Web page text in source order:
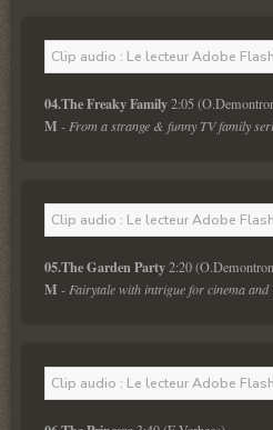
Clip audio : Le lecteur Adobe
04.The Freaky Family
M - From a strange & funny TV family
Clip audio : Le lecteur Adobe
05.The Garden Party
M - Fairytale with intrigue for cinema and
Clip audio : Le lecteur Adobe